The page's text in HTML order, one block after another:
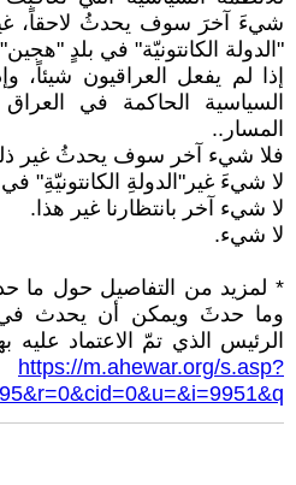
شيءَ آخرَ سوف يحدثُ لاحقاً،
"الدولة الكانتونيّة" في بلدٍ
إذا لم يفعل العراقيون شيئاً،
السياسية الحاكمة في
المسار..
فلا شيء آخر سوف يحدثُ غير
لا شيءَ غير"الدولةِ الكانتونيّةِ"
لا شيء آخر بانتظارنا غير هذا.
لا شيء.
* لمزيد من التفاصيل حول ما
وما حدثَ ويمكن أن يحدث في
الرئيس الذي تمّ الاعتماد عليه
https://m.ahewar.org/s.asp?